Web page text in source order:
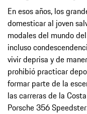
En esos años, los
domesticar al joven
modales del mundo
incluso
vivir deprisa y de
prohibió practicar
formar parte de la
las carreras de la
Porsche 356